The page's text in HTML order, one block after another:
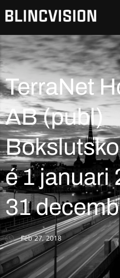
TerraNet
AB (publ)
é 1 januari
31
Feb 27, 2018